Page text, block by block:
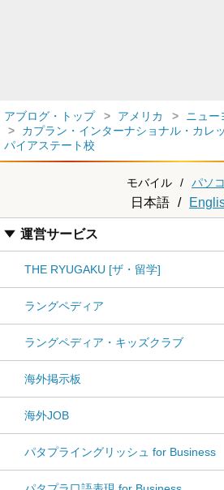
アブログ・トップ アメリカ ニュー
カプラン・インターナショナル・カレ
パイアステート校
モバイル / パソ
日本語 /
運営サービス
THE RYUGAKU [ザ・留学]
ラングペディア
ラングペディア・キッズクラブ
海外掲示板
海外JOB
パタプライングリッシュ for Business